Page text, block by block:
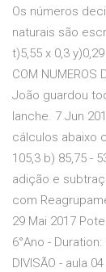
Os números
naturais são
t)5,55 x 0,3
COM
João guardou
lanche. 7 Jun
cálculos abaixo
105,3 b) 85,75 -
adição e
com
29 Mai 2017
6°Ano -
DIVISÃO - aula